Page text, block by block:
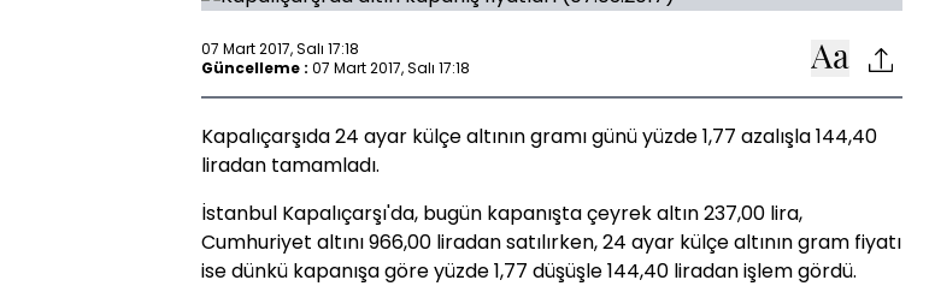
07 Mart 2017, Salı 17:18
Güncelleme : 07 Mart 2017, Salı 17:18
Kapalıçarşıda 24 ayar külçe altının gramı günü yüzde 1,77 azalışla 144,40
liradan tamamladı.
İstanbul Kapalıçarşı'da, bugün kapanışta çeyrek altın 237,00 lira,
Cumhuriyet altını 966,00 liradan satılırken, 24 ayar külçe altının gram fiyatı
ise dünkü kapanışa göre yüzde 1,77 düşüşle 144,40 liradan işlem gördü.